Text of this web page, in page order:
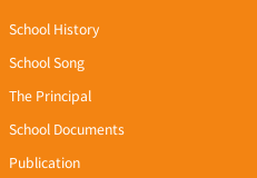
School History
School Song
The Principal
School Documents
Publication